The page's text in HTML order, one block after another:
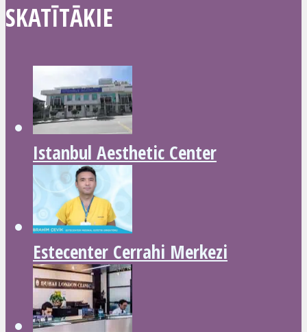
SKATĪTĀKIE
Istanbul Aesthetic Center
Estecenter Cerrahi Merkezi